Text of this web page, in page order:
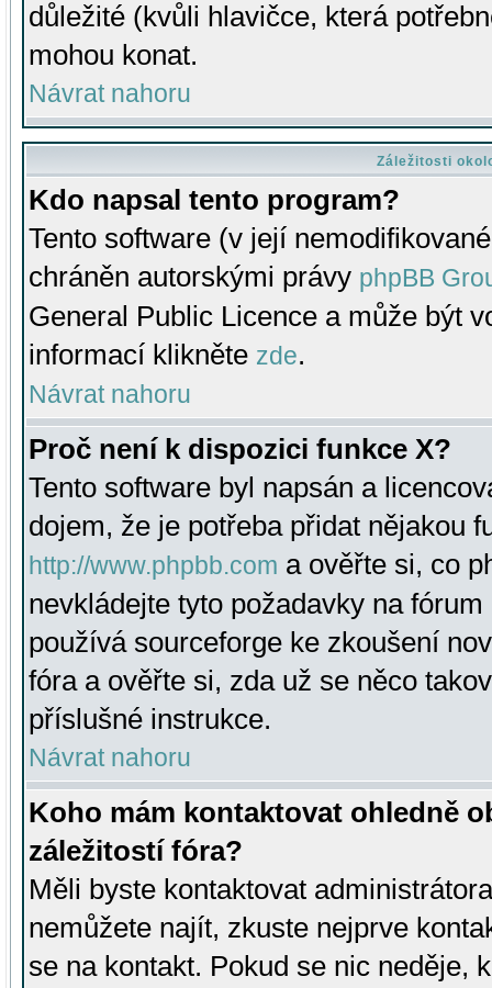
důležité (kvůli hlavičce, která
mohou konat.
Návrat nahoru
Záležitosti
Kdo napsal tento program?
Tento software (v její
chráněn autorskými právy phpBB
General Public Licence a může být
informací klikněte zde.
Návrat nahoru
Proč není k dispozici funkce X?
Tento software byl napsán a
dojem, že je potřeba přidat nějakou
http://www.phpbb.com a ověřte si, co
nevkládejte tyto požadavky na
používá sourceforge ke zkoušení
fóra a ověřte si, zda už se něco
příslušné instrukce.
Návrat nahoru
Koho mám kontaktovat ohledně
záležitostí fóra?
Měli byste kontaktovat
nemůžete najít, zkuste nejprve
se na kontakt. Pokud se nic neděje,